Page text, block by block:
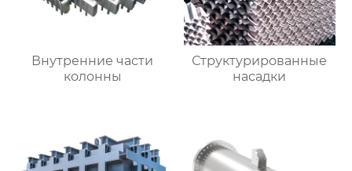
Внутренние части
колонны
Структурированные
насадки